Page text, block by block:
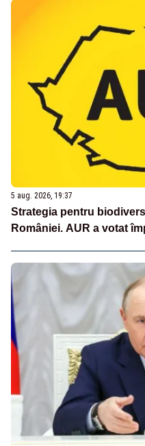
5 aug. 2026, 19:37
Strategia pentru
României. AUR a votat